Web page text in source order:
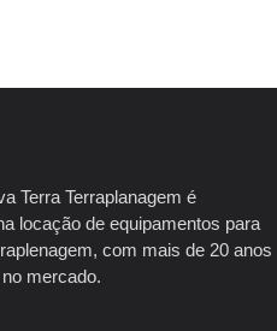
Terra Terraplanagem é
locação de equipamentos para
com mais de 20 anos
mercado.